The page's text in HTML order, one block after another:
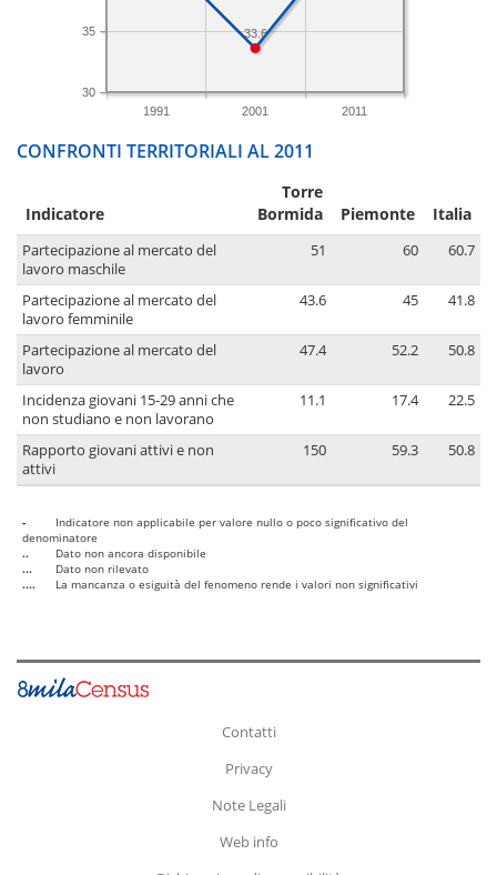
1991 2001 2011
30
35 33.6
CONFRONTI TERRITORIALI AL 2011
Indicatore
Torre
Bormida
Piemonte Italia
Partecipazione al mercato del
lavoro maschile
51 60 60.7
Partecipazione al mercato del
lavoro femminile
43.6 45 41.8
Partecipazione al mercato del
lavoro
47.4 52.2 50.8
Incidenza giovani 15-29 anni che
non studiano e non lavorano
11.1 17.4 22.5
Rapporto giovani attivi e non
attivi
150 59.3 50.8
-
Indicatore non applicabile per valore nullo o poco significativo del
denominatore
..
Dato non ancora disponibile
...
Dato non rilevato
....
La mancanza o esiguità del fenomeno rende i valori non significativi
Contatti
Privacy
Note Legali
Web info